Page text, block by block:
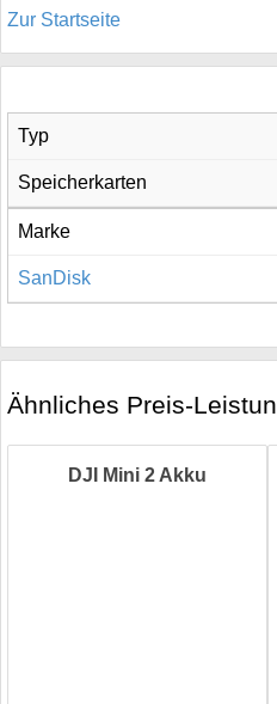
Zur Startseite
Typ
Speicherkarten
Marke
SanDisk
Ähnliches Preis-
DJI Mini 2 Akku